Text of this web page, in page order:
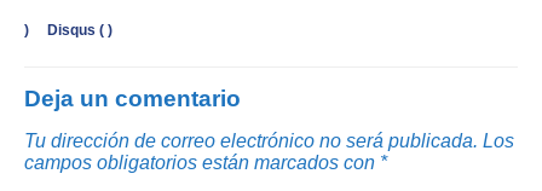
) Disqus ( )
Deja un comentario
Tu dirección de correo electrónico no será publicada. Los
campos obligatorios están marcados con *